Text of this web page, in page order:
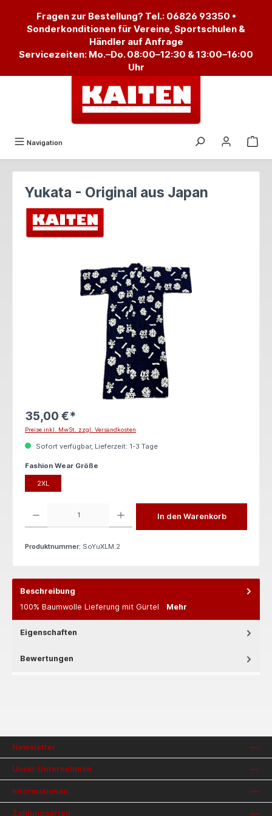
Fragen zur Bestellung? Tel.: 06826 93350 •
Sonderkonditionen für Vereine, Sportschulen &
Händler auf Anfrage
Servicezeiten: Mo.–Do. 08:00–12:30 & 13:00–16:00
Uhr
Navigation
Yukata - Original aus Japan
Bildergalerie überspringen
35,00 €*
Preise inkl. MwSt. zzgl. Versandkosten
Sofort verfügbar, Lieferzeit: 1-3 Tage
Fashion Wear Größe
2XL
In den Warenkorb
Produktnummer: SoYuXLM.2
Beschreibung
100% Baumwolle Lieferung mit Gürtel Mehr
Eigenschaften
Bewertungen
Newsletter
Unser Unternehmen
Informationen
Zahlungsarten